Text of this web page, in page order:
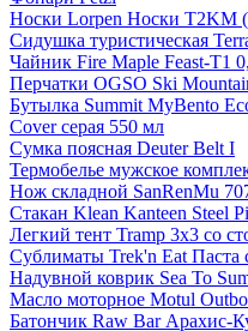
Носки Lorpen Носки T2KM
Сидушка туристическая
Чайник Fire Maple Feast-Т1
Перчатки OGSO Ski
Бутылка Summit MyBento
Cover серая 550 мл
Сумка поясная Deuter Belt I
Термобелье мужское
Нож складной SanRenMu
Стакан Klean Kanteen Steel
Легкий тент Tramp 3x3 со
Сублиматы Trek'n Eat Паста
Надувной коврик Sea To
Масло моторное Motul
Батончик Raw Bar Арахис-